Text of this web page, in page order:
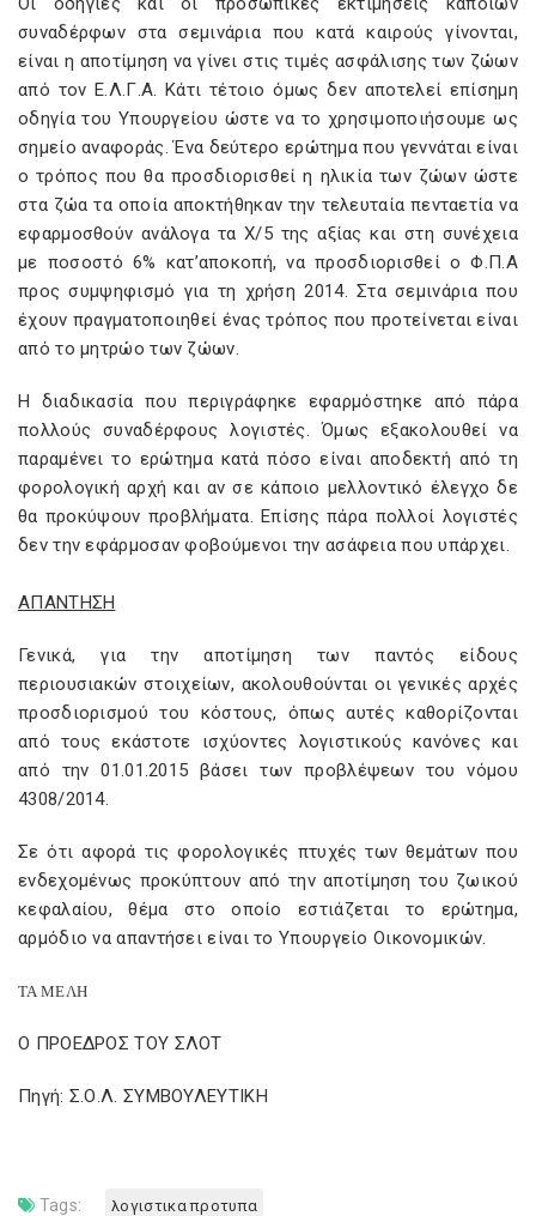
συναδέρφων στα σεμινάρια που κατά καιρούς γίνονται,
είναι η αποτίμηση να γίνει στις τιμές ασφάλισης των ζώων
από τον Ε.Λ.Γ.Α. Κάτι τέτοιο όμως δεν αποτελεί επίσημη
οδηγία του Υπουργείου ώστε να το χρησιμοποιήσουμε ως
σημείο αναφοράς. Ένα δεύτερο ερώτημα που γεννάται είναι
ο τρόπος που θα προσδιορισθεί η ηλικία των ζώων ώστε
στα ζώα τα οποία αποκτήθηκαν την τελευταία πενταετία να
εφαρμοσθούν ανάλογα τα Χ/5 της αξίας και στη συνέχεια
με ποσοστό 6% κατ’αποκοπή, να προσδιορισθεί ο Φ.Π.Α
προς συμψηφισμό για τη χρήση 2014. Στα σεμινάρια που
έχουν πραγματοποιηθεί ένας τρόπος που προτείνεται είναι
από το μητρώο των ζώων.
Η διαδικασία που περιγράφηκε εφαρμόστηκε από πάρα
πολλούς συναδέρφους λογιστές. Όμως εξακολουθεί να
παραμένει το ερώτημα κατά πόσο είναι αποδεκτή από τη
φορολογική αρχή και αν σε κάποιο μελλοντικό έλεγχο δε
θα προκύψουν προβλήματα. Επίσης πάρα πολλοί λογιστές
δεν την εφάρμοσαν φοβούμενοι την ασάφεια που υπάρχει.
ΑΠΑΝΤΗΣΗ
Γενικά, για την αποτίμηση των παντός είδους
περιουσιακών στοιχείων, ακολουθούνται οι γενικές αρχές
προσδιορισμού του κόστους, όπως αυτές καθορίζονται
από τους εκάστοτε ισχύοντες λογιστικούς κανόνες και
από την 01.01.2015 βάσει των προβλέψεων του νόμου
4308/2014.
Σε ότι αφορά τις φορολογικές πτυχές των θεμάτων που
ενδεχομένως προκύπτουν από την αποτίμηση του ζωικού
κεφαλαίου, θέμα στο οποίο εστιάζεται το ερώτημα,
αρμόδιο να απαντήσει είναι το Υπουργείο Οικονομικών.
ΤΑ ΜΕΛΗ
Ο ΠΡΟΕΔΡΟΣ ΤΟΥ ΣΛΟΤ
Πηγή: Σ.Ο.Λ. ΣΥΜΒΟΥΛΕΥΤΙΚΗ
Tags: λογιστικα προτυπα